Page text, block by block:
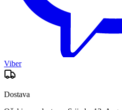
Viber
Dostava